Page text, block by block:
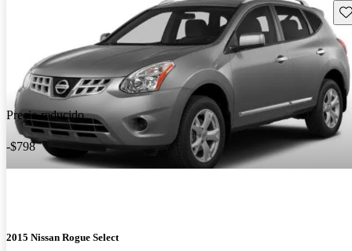
Precio reducido
-$798
2015 Nissan Rogue Select